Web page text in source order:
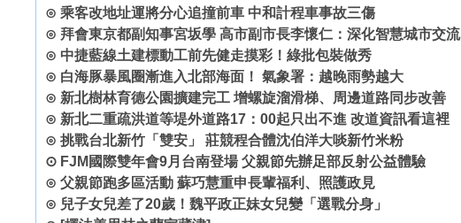
⊙ 乘客改地址運將分心追撞前車 中和計程車事故三傷
⊙ 拜會東京都副知事宮坂學 高市副市長李懷仁：深化智慧城市交流
⊙ 中捷藍線土建標動工前先健走摸彩！綠批包裝做秀
⊙ 白海豚暴風圈漸進入北部海面！ 氣象署：越晚雨勢越大
⊙ 新北樹林育德公園擴建完工 增螺旋溜滑梯、周邊道路同步改善
⊙ 新北二重疏洪道等堤外道路17：00起只出不進 改道資訊看這裡
⊙ 挑戰台北新竹「雙安」 莊競程合體沈伯洋大啖新竹米粉
⊙ FJM國際雙年會9月台南登場 父親節先辦足部反射公益體驗
⊙ 父親節跑多區活動 蘇巧慧重申長輩福利、照護政見
⊙ 兒子女兒差了20歲！魏平政正妹女兒變「選戰分身」